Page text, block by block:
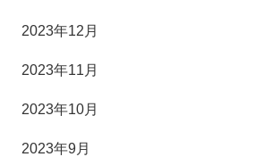
2023年12月
2023年11月
2023年10月
2023年9月